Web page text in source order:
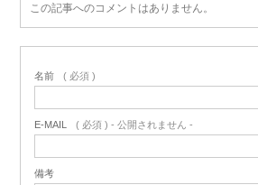
この記事へのコメントはありません。
名前 ( 必須 )
E-MAIL ( 必須 ) - 公開されません -
備考